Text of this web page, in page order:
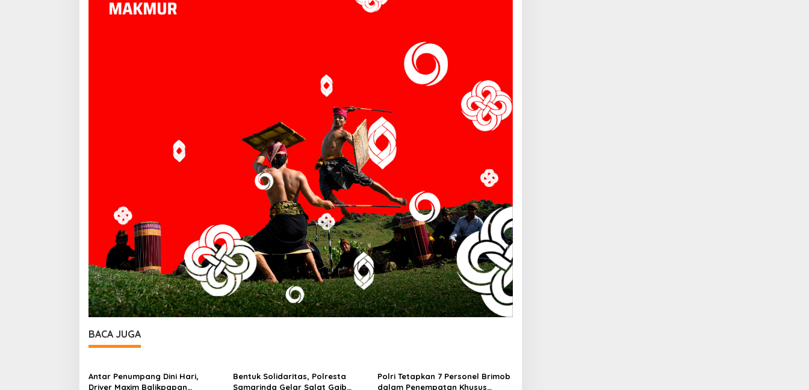
BACA JUGA
Antar Penumpang Dini Hari,
Driver Maxim Balikpapan
Bentuk Solidaritas, Polresta
Samarinda Gelar Salat Gaib
Polri Tetapkan 7 Personel Brimob
dalam Penempatan Khusus